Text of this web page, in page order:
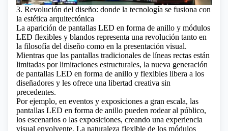
3. Revolución del diseño: donde la tecnología se fusiona con
la estética arquitectónica
La aparición de pantallas LED en forma de anillo y módulos
LED flexibles y blandos representa una revolución tanto en
la filosofía del diseño como en la presentación visual.
Mientras que las pantallas tradicionales de líneas rectas están
limitadas por limitaciones estructurales, la nueva generación
de pantallas LED en forma de anillo y flexibles libera a los
diseñadores y les ofrece una libertad creativa sin
precedentes.
Por ejemplo, en eventos y exposiciones a gran escala, las
pantallas LED en forma de anillo pueden rodear al público,
los escenarios o las exposiciones, creando una experiencia
visual envolvente. La naturaleza flexible de los módulos